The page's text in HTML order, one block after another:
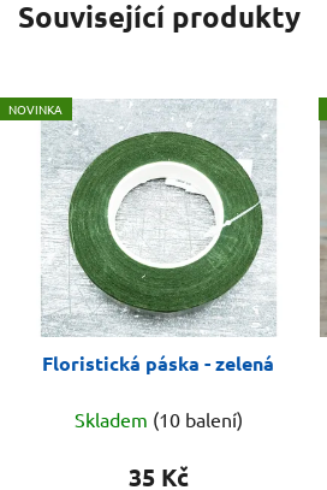
Související produkty
NOVINKA
Floristická páska - zelená
Skladem (10 balení)
35 Kč